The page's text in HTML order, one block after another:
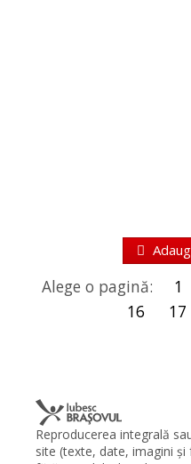
Alege o pagină: 1
16
17
Reproducerea integrală
site (texte, date, imagini